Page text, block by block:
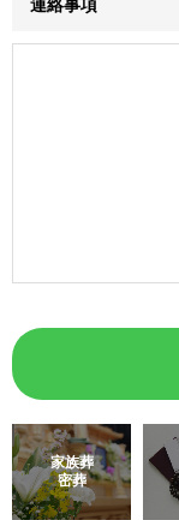
連絡事項
家族葬
密葬